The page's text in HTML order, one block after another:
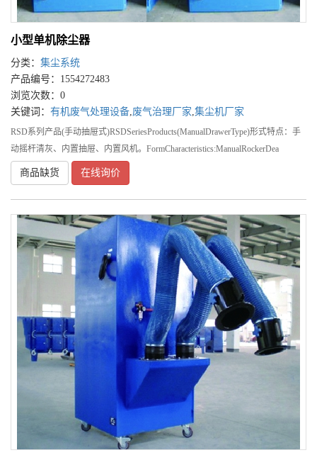
小型单机除尘器
分类： 集尘系统
产品编号：1554272483
浏览次数：0
关键词： 有机废气处理设备 废气治理厂家 集尘机厂家
RSD系列产品(手动抽屉式)RSDSeriesProducts(ManualDrawerType)形式特点：手
动摇杆清灰、内置抽屉、内置风机。FormCharacteristics:ManualRockerDea
商品缺货 在线询价